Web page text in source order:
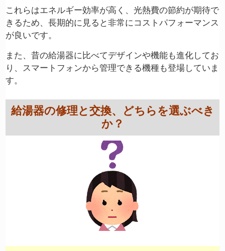
これらはエネルギー効率が高く、光熱費の節約が期待で
きるため、長期的に見ると非常にコストパフォーマンス
が良いです。
また、昔の給湯器に比べてデザインや機能も進化してお
り、スマートフォンから管理できる機種も登場していま
す。
給湯器の修理と交換、どちらを選ぶべき
か？